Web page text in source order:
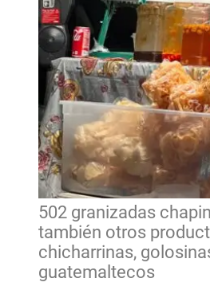
502 granizadas
también otros
chicharrinas,
guatemaltecos